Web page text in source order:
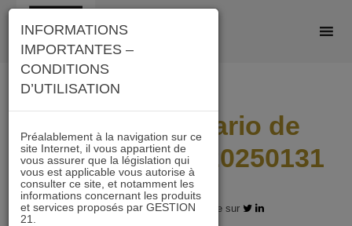
Skip
content
A21_L_Scenario de
performance_20250131
11.02.2025 - Partagez l'article sur
INFORMATIONS
IMPORTANTES –
CONDITIONS
D’UTILISATION
Préalablement à la navigation sur ce
site Internet, il vous appartient de
vous assurer que la législation qui
vous est applicable vous autorise à
consulter ce site, et notamment les
informations concernant les produits
et services proposés par GESTION
21.